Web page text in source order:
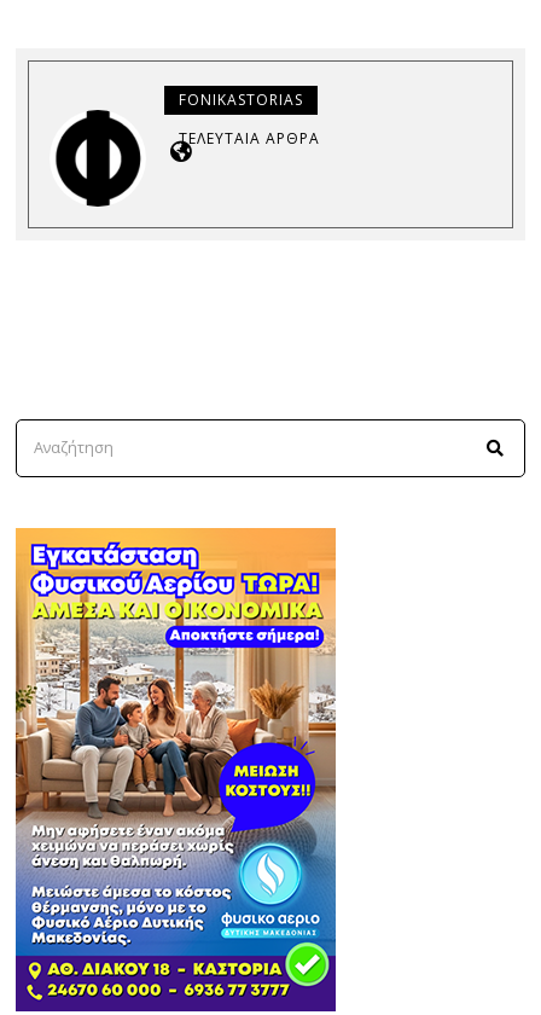
FONIKASTORIAS
ΤΕΛΕΥΤΑΊΑ ΆΡΘΡΑ